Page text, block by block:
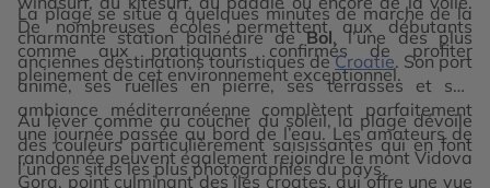
De nombreuses écoles permettent aux débutants
comme aux pratiquants confirmés de profiter
pleinement de cet environnement exceptionnel.
La plage se situe à quelques minutes de marche de la
charmante station balnéaire deBol, l’une des plus
anciennes destinations touristiques deCroatie. Son port
animé, ses ruelles en pierre, ses terrasses et son
ambiance méditerranéenne complètent parfaitement
une journée passée au bord de l’eau. Les amateurs de
randonnée peuvent également rejoindre le mont Vidova
Gora, point culminant des îles croates, qui offre une vue
Au lever comme au coucher du soleil, la plage dévoile
des couleurs particulièrement saisissantes qui en font
l’un des sites les plus photographiés du pays.